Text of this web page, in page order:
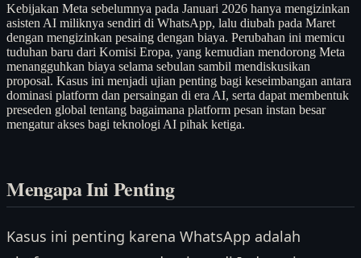
Kebijakan Meta sebelumnya pada Januari 2026 hanya mengizinkan
asisten AI miliknya sendiri di WhatsApp, lalu diubah pada Maret
dengan mengizinkan pesaing dengan biaya. Perubahan ini memicu
tuduhan baru dari Komisi Eropa, yang kemudian mendorong Meta
menangguhkan biaya selama sebulan sambil mendiskusikan
proposal. Kasus ini menjadi ujian penting bagi keseimbangan antara
dominasi platform dan persaingan di era AI, serta dapat membentuk
preseden global tentang bagaimana platform pesan instan besar
mengatur akses bagi teknologi AI pihak ketiga.
Mengapa Ini Penting
Kasus ini penting karena WhatsApp adalah